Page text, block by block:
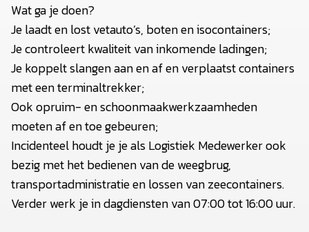
Wat ga je doen?
Je laadt en lost vetauto’s, boten en isocontainers;
Je controleert kwaliteit van inkomende ladingen;
Je koppelt slangen aan en af en verplaatst containers
met een terminaltrekker;
Ook opruim- en schoonmaakwerkzaamheden
moeten af en toe gebeuren;
Incidenteel houdt je je als Logistiek Medewerker ook
bezig met het bedienen van de weegbrug,
transportadministratie en lossen van zeecontainers.
Verder werk je in dagdiensten van 07:00 tot 16:00 uur.